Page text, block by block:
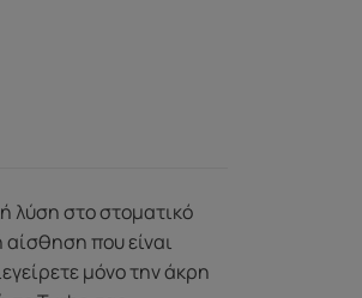
λύση στο στοματικό
που είναι
μόνο την άκρη